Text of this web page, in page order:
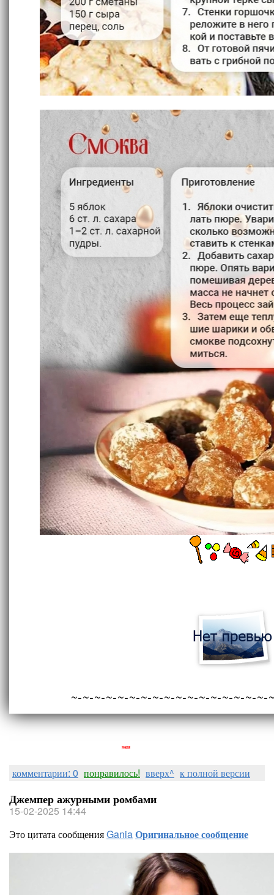
~-~-~-~-~-~-~-~-~-~-~-~-~-~-~-~-
комментарии: 0 понравилось! вверх^ к полной версии
Джемпер ажурными ромбами
15-02-2025 14:44
Это цитата сообщенияGaniaОригинальное сообщение